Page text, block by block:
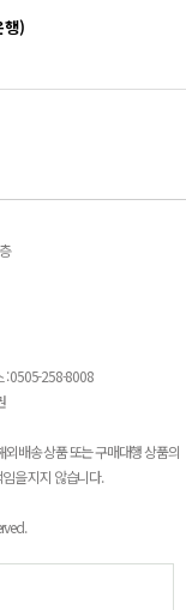
행)
: 0505-258-8008
배송 상품 또는 구매대행 상품의
을 지지 않습니다.